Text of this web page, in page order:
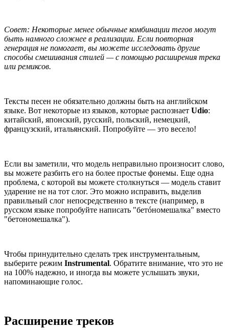
Совет: Некоторые менее обычные комбинации тегов могут
быть намного сложнее в реализации. Если повторная
генерация не помогает, вы можете исследовать другие
способы смешивания стилей — с помощью расширения трека
или ремиксов.
Тексты песен не обязательно должны быть на английском
языке. Вот некоторые из языков, которые распознает Udio:
китайский, японский, русский, польский, немецкий,
французский, итальянский. Попробуйте — это весело!
Если вы заметили, что модель неправильно произносит слово,
вы можете разбить его на более простые фонемы. Еще одна
проблема, с которой вы можете столкнуться — модель ставит
ударение не на тот слог. Это можно исправить, выделив
правильный слог непосредственно в тексте (например, в
русском языке попробуйте написать "бетóномешалка" вместо
"бетономешалка").
Чтобы принудительно сделать трек инструментальным,
выберите режим Instrumental. Обратите внимание, что это не
на 100% надежно, и иногда вы можете услышать звуки,
напоминающие голос.
Расширение треков